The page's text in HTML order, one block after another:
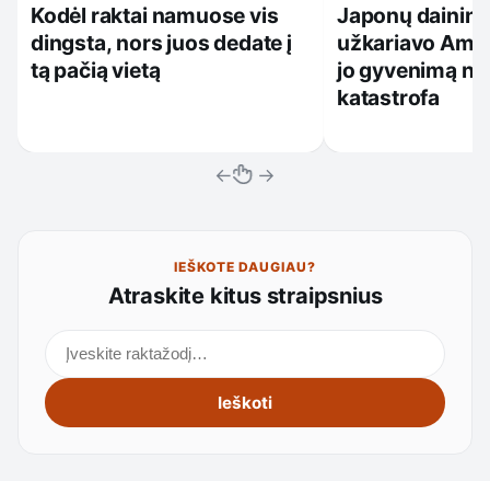
Kodėl raktai namuose vis
dingsta, nors juos dedate į
tą pačią vietą
Japonų
užkariavo
jo gyvenimą
katastrofa
← →
IEŠKOTE DAUGIAU?
Atraskite kitus straipsnius
Ieškoti